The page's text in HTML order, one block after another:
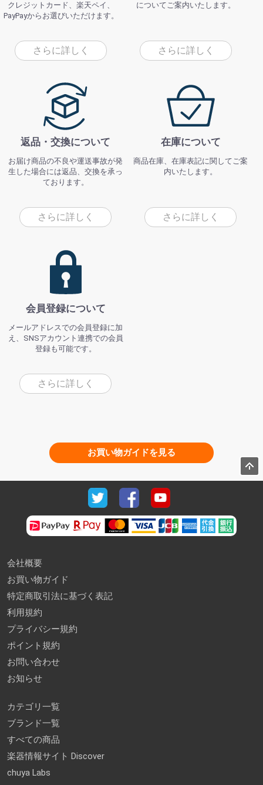
クレジットカード、楽天ペイ、
PayPayからお選びいただけます。
さらに詳しく
についてご案内いたします。
さらに詳しく
返品・交換について
お届け商品の不良や運送事故が発
生した場合には返品、交換を承っ
ております。
さらに詳しく
在庫について
商品在庫、在庫表記に関してご案
内いたします。
さらに詳しく
会員登録について
メールアドレスでの会員登録に加
え、SNSアカウント連携での会員
登録も可能です。
さらに詳しく
お買い物ガイドを見る
会社概要
お買い物ガイド
特定商取引法に基づく表記
利用規約
プライバシー規約
ポイント規約
お問い合わせ
お知らせ
カテゴリ一覧
ブランド一覧
すべての商品
楽器情報サイト Discover
chuya Labs